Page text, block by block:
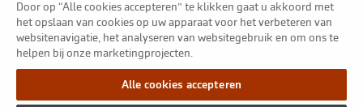
© Markel Group Inc. Alle rechten voorbehouden 2026
Door op “Alle cookies accepteren” te klikken gaat u akkoord met
het opslaan van cookies op uw apparaat voor het verbeteren van
websitenavigatie, het analyseren van websitegebruik en om ons te
helpen bij onze marketingprojecten.
Alle cookies accepteren